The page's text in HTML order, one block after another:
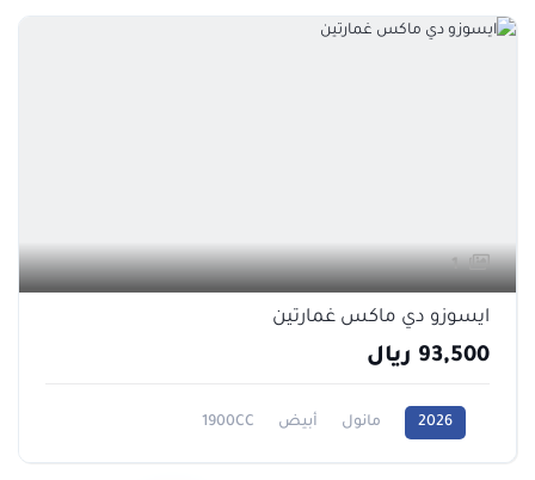
1
ايسوزو دي ماكس غمارتين
93,500 ريال
2026 مانول أبيض 1900CC